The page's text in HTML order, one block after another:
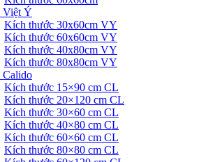
Việt Ý
Kích thước 30x60cm VY
Kích thước 60x60cm VY
Kích thước 40x80cm VY
Kích thước 80x80cm VY
Calido
Kích thước 15×90 cm CL
Kích thước 20×120 cm CL
Kích thước 30×60 cm CL
Kích thước 40×80 cm CL
Kích thước 60×60 cm CL
Kích thước 80×80 cm CL